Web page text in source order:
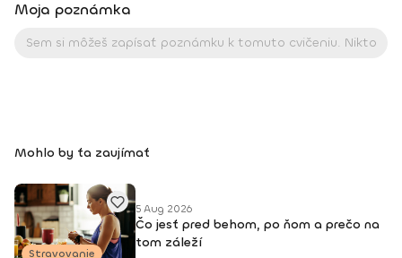
Moja poznámka
Mohlo by ťa zaujímať
Stravovanie
5 Aug 2026
Čo jesť pred behom, po ňom a prečo na
tom záleží